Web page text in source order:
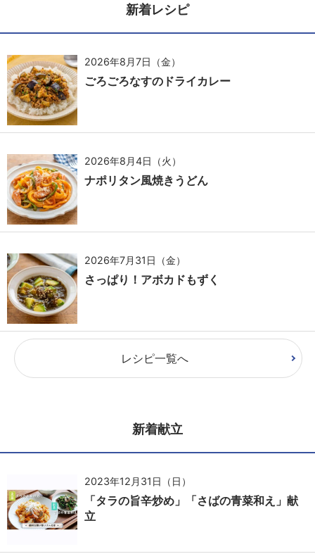
新着レシピ
2026年8月7日（金）
ごろごろなすのドライカレー
2026年8月4日（火）
ナポリタン風焼きうどん
2026年7月31日（金）
さっぱり！アボカドもずく
レシピ一覧へ
新着献立
2023年12月31日（日）
「タラの旨辛炒め」「さばの青菜和え」献
立